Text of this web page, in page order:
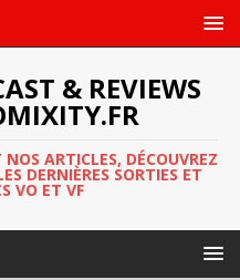
& REVIEWS
ARTICLES, DÉCOUVREZ
DERNIÈRES SORTIES ET
VO ET VF